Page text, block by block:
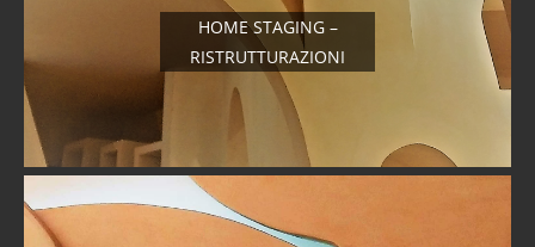
HOME STAGING –
RISTRUTTURAZIONI